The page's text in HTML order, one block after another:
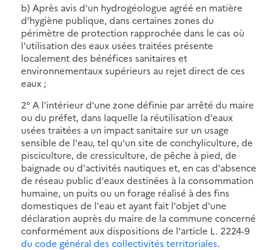
b) Après avis d'un hydrogéologue agréé en matière
d'hygiène publique, dans certaines zones du
périmètre de protection rapprochée dans le cas où
l'utilisation des eaux usées traitées présente
localement des bénéfices sanitaires et
environnementaux supérieurs au rejet direct de ces
eaux ;
2° A l'intérieur d'une zone définie par arrêté du maire
ou du préfet, dans laquelle la réutilisation d'eaux
usées traitées a un impact sanitaire sur un usage
sensible de l'eau, tel qu'un site de conchyliculture, de
pisciculture, de cressiculture, de pêche à pied, de
baignade ou d'activités nautiques et, en cas d'absence
de réseau public d'eaux destinées à la consommation
humaine, un puits ou un forage réalisé à des fins
domestiques de l'eau et ayant fait l'objet d'une
déclaration auprès du maire de la commune concerné
conformément aux dispositions de l'article L. 2224-9
du code général des collectivités territoriales.